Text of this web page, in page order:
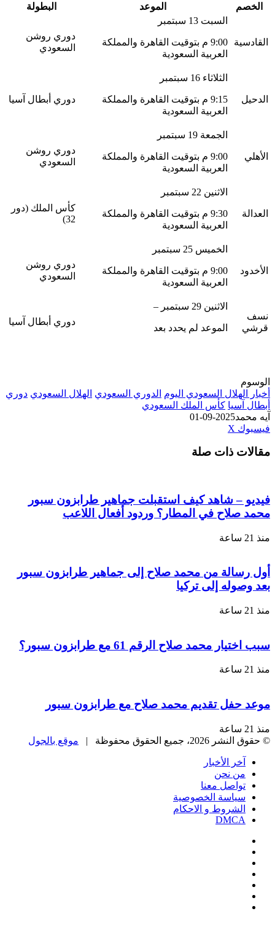
الخصم الموعد البطولة
القادسية
السبت 13 سبتمبر
9:00 م بتوقيت القاهرة والمملكة
العربية السعودية
دوري روشن
السعودي
الدحيل
الثلاثاء 16 سبتمبر
9:15 م بتوقيت القاهرة والمملكة
العربية السعودية
دوري أبطال آسيا
الأهلي
الجمعة 19 سبتمبر
9:00 م بتوقيت القاهرة والمملكة
العربية السعودية
دوري روشن
السعودي
العدالة
الاثنين 22 سبتمبر
9:30 م بتوقيت القاهرة والمملكة
العربية السعودية
كأس الملك (دور
32)
الأخدود
الخميس 25 سبتمبر
9:00 م بتوقيت القاهرة والمملكة
العربية السعودية
دوري روشن
السعودي
نسف
قرشي
الاثنين 29 سبتمبر –
الموعد لم يحدد بعد
دوري أبطال آسيا
الوسوم
أخبار الهلال السعودي اليوم الدوري السعودي الهلال السعودي دوري
أبطال آسيا كأس الملك السعودي
آيه محمد2025-09-01
فيسبوك ‫X
البريد
مقالات ذات صلة
فيديو – شاهد كيف استقبلت جماهير طرابزون سبور
محمد صلاح في المطار؟ وردود أفعال اللاعب
منذ 21 ساعة
أول رسالة من محمد صلاح إلى جماهير طرابزون سبور
بعد وصوله إلى تركيا
منذ 21 ساعة
سبب اختيار محمد صلاح الرقم 61 مع طرابزون سبور؟
منذ 21 ساعة
موعد حفل تقديم محمد صلاح مع طرابزون سبور
منذ 21 ساعة
© حقوق النشر 2026، جميع الحقوق محفوظة |
موقع بالجول
آخر الأخبار
من نحن
تواصل معنا
سياسة الخصوصية
الشروط و الاحكام
DMCA